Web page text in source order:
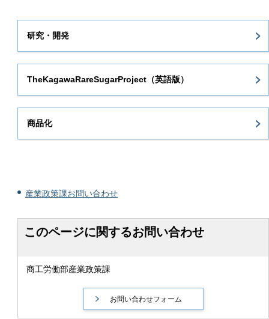
研究・開発
TheKagawaRareSugarProject（英語版）
商品化
産業政策課お問い合わせ
このページに関するお問い合わせ
商工労働部産業政策課